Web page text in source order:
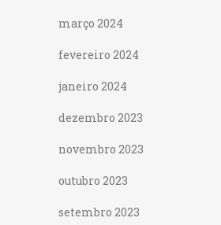
março 2024
fevereiro 2024
janeiro 2024
dezembro 2023
novembro 2023
outubro 2023
setembro 2023